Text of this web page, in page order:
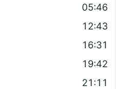
05:46
12:43
16:31
19:42
21:11